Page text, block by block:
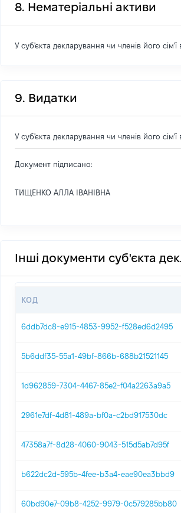
8. Нематеріальні активи
У суб'єкта декларування чи членів його
9. Видатки
У суб'єкта декларування чи членів його
Документ підписано:
ТИЩЕНКО АЛЛА ІВАНІВНА
Інші документи суб'єкта
КОД
6ddb7dc8-e915-4853-9952-f528ed6d2495
5b6ddf35-55a1-49bf-866b-688b21521145
1d962859-7304-4467-85e2-f04a2263a9a5
2961e7df-4d81-489a-bf0a-c2bd917530dc
47358a7f-8d28-4060-9043-515d5ab7d95f
b622dc2d-595b-4fee-b3a4-eae90ea3bbd9
60bd90e7-09b8-4252-9979-0c579285bb80